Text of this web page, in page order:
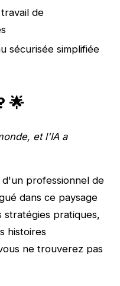
de
sécurisée simplifiée
🌟
et l'IA a
d'un professionnel de
dans ce paysage
pratiques,
histoires
ne trouverez pas